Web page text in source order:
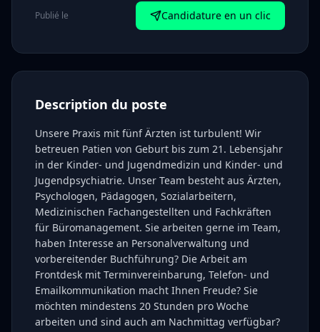
Publié le Candidature en un clic
Description du poste
Unsere Praxis mit fünf Ärzten ist turbulent! Wir
betreuen Patien von Geburt bis zum 21. Lebensjahr
in der Kinder- und Jugendmedizin und Kinder- und
Jugendpsychiatrie. Unser Team besteht aus Ärzten,
Psychologen, Pädagogen, Sozialarbeitern,
Medizinischen Fachangestellten und Fachkräften
für Büromanagement. Sie arbeiten gerne im Team,
haben Interesse an Personalverwaltung und
vorbereitender Buchführung? Die Arbeit am
Frontdesk mit Terminvereinbarung, Telefon- und
Emailkommunikation macht Ihnen Freude? Sie
möchten mindestens 20 Stunden pro Woche
arbeiten und sind auch am Nachmittag verfügbar?